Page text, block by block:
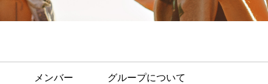
メンバー グループについて